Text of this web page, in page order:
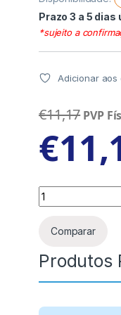
Prazo 3 a 5 dias
*sujeito a
Adicionar aos
€11,17 PVP
€
Quantity
Comparar
Produtos